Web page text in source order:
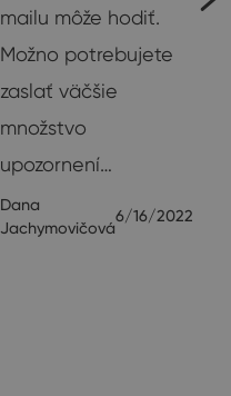
mailu môže hodiť.
Možno potrebujete
zaslať väčšie
množstvo
upozornení…
Dana
Jachymovičová
6/16/2022